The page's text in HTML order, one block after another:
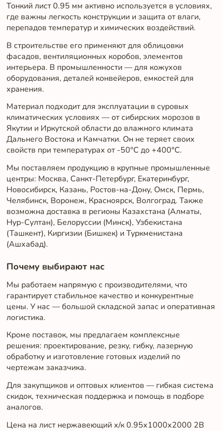
Тонкий лист 0.95 мм активно используется в условиях,
где важны легкость конструкции и защита от влаги,
перепадов температур и химических воздействий.
В строительстве его применяют для облицовки
фасадов, вентиляционных коробов, элементов
интерьера. В промышленности — для кожухов
оборудования, деталей конвейеров, емкостей для
хранения.
Материал подходит для эксплуатации в суровых
климатических условиях — от сибирских морозов в
Якутии и Иркутской области до влажного климата
Дальнего Востока и Камчатки. Он не теряет своих
свойств при температурах от -50°C до +400°C.
Мы поставляем продукцию в крупные промышленные
центры: Москва, Санкт-Петербург, Екатеринбург,
Новосибирск, Казань, Ростов-на-Дону, Омск, Пермь,
Челябинск, Воронеж, Красноярск, Волгоград. Также
возможна доставка в регионы Казахстана (Алматы,
Нур-Султан), Белоруссии (Минск), Узбекистана
(Ташкент), Киргизии (Бишкек) и Туркменистана
(Ашхабад).
Почему выбирают нас
Мы работаем напрямую с производителями, что
гарантирует стабильное качество и конкурентные
цены. У нас — большой складской запас и оперативная
логистика.
Кроме поставок, мы предлагаем комплексные
решения: проектирование, резку, гибку, лазерную
обработку и изготовление готовых изделий по
чертежам заказчика.
Для закупщиков и оптовых клиентов — гибкая система
скидок, техническая поддержка и помощь в подборе
аналогов.
Цена на лист нержавеющий х/к 0.95х1000х2000 2B